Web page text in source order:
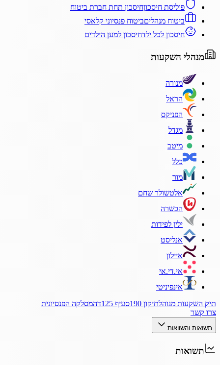
פוליסת חיסכוןחיסכון תחת חברת ביטוח
ביטוח מנהליםביטוח פנסיוני קלאסי
חיסכון לכל ילדחיסכון למען הילדים
מנהלי השקעות
מנורה
הראל
הפניקס
מגדל
מיטב
כלל
מור
אלטשולר שחם
הכשרה
ילין לפידות
אנליסט
איילון
אי.די.אי
אינפיניטי
תיק השקעות מנוהלתיקון 190 סעיף 125ד
המסלקה הפנסיונית
צרו קשר
תשואות והשוואות
תשואות